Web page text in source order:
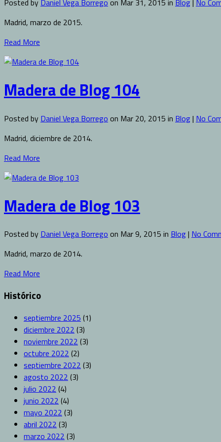
Madrid, marzo de 2015.
Read More
Madera de Blog 104
Posted by Daniel Vega Borrego on Mar 20, 2015 in Blog| No
Madrid, diciembre de 2014.
Read More
Madera de Blog 103
Posted by Daniel Vega Borrego on Mar 9, 2015 in Blog| No
Madrid, marzo de 2014.
Read More
Histórico
septiembre 2025 (1)
diciembre 2022 (3)
noviembre 2022 (3)
octubre 2022 (2)
septiembre 2022 (3)
agosto 2022 (3)
julio 2022 (4)
junio 2022 (4)
mayo 2022 (3)
abril 2022 (3)
marzo 2022 (3)